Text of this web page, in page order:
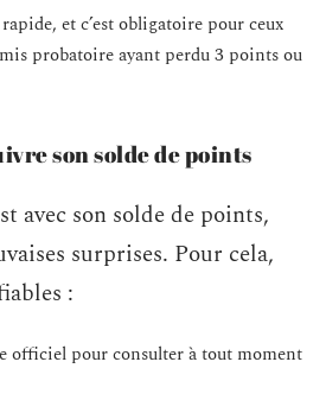
et c’est obligatoire pour ceux
probatoire ayant perdu 3 points ou
son solde de points
avec son solde de points,
surprises. Pour cela,
:
officiel pour consulter à tout moment